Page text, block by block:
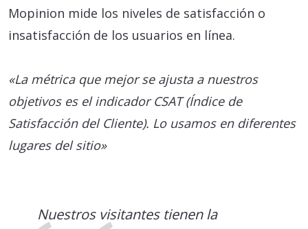
Mopinion mide los niveles de satisfacción o
insatisfacción de los usuarios en línea.
«La métrica que mejor se ajusta a nuestros
objetivos es el indicador CSAT (Índice de
Satisfacción del Cliente). Lo usamos en diferentes
lugares del sitio»
Nuestros visitantes tienen la